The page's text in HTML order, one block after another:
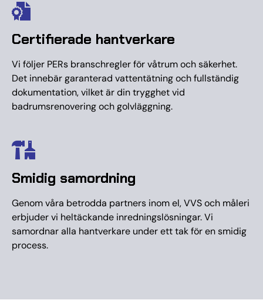
Certifierade hantverkare
Vi följer PERs branschregler för våtrum och säkerhet.
Det innebär garanterad vattentätning och fullständig
dokumentation, vilket är din trygghet vid
badrumsrenovering och golvläggning.
Smidig samordning
Genom våra betrodda partners inom el, VVS och måleri
erbjuder vi heltäckande inredningslösningar. Vi
samordnar alla hantverkare under ett tak för en smidig
process.